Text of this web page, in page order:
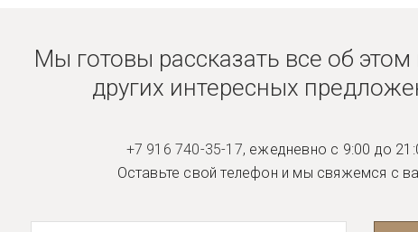
Мы готовы рассказать все об этом
других интересных
+7 916 740-35-17, ежедневно с 9:00 до
Оставьте свой телефон и мы свяжемся с